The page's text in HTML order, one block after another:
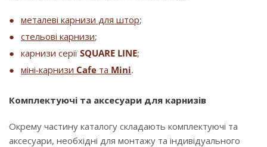
металеві карнизи для штор;
стельові карнизи;
карнизи серії SQUARE LINE;
міні-карнизи Cafe та Mini.
Комплектуючі та аксесуари для карнизів
Окрему частину каталогу складають комплектуючі та
аксесуари, необхідні для монтажу та індивідуального